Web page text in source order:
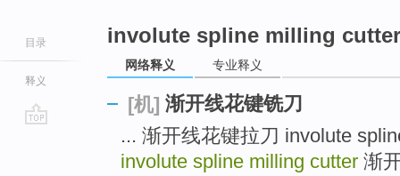
目录
释义
involute spline milling cutter
网络释义 专业释义
[机] 渐开线花键铣刀
... 渐开线花键拉刀 involute
involute spline milling cutter 渐